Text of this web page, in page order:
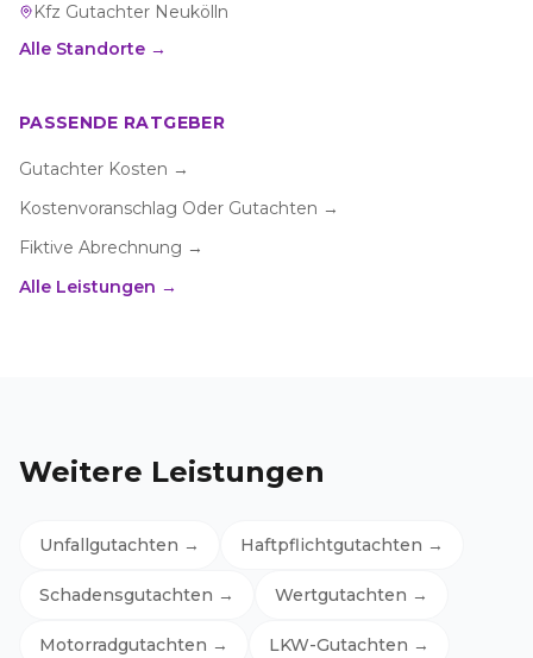
Kfz Gutachter Neukölln
Alle Standorte →
PASSENDE RATGEBER
Gutachter Kosten →
Kostenvoranschlag Oder Gutachten →
Fiktive Abrechnung →
Alle Leistungen →
Weitere Leistungen
Unfallgutachten → Haftpflichtgutachten →
Schadensgutachten → Wertgutachten →
Motorradgutachten → LKW-Gutachten →